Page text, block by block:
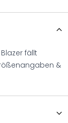
fällt
&